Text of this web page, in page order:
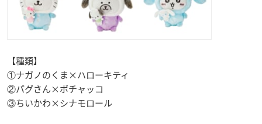
【種類】
①ナガノのくま×ハローキティ
②パグさん×ポチャッコ
③ちいかわ×シナモロール